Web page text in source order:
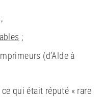
;
(d’Alde à
qui était réputé « rare